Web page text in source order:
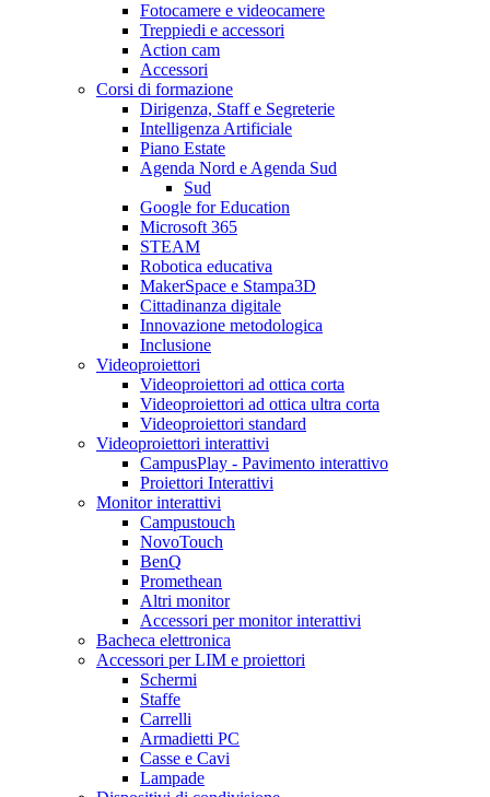
Fotocamere e videocamere
Treppiedi e accessori
Action cam
Accessori
Corsi di formazione
Dirigenza, Staff e Segreterie
Intelligenza Artificiale
Piano Estate
Agenda Nord e Agenda Sud
Sud
Google for Education
Microsoft 365
STEAM
Robotica educativa
MakerSpace e Stampa3D
Cittadinanza digitale
Innovazione metodologica
Inclusione
Videoproiettori
Videoproiettori ad ottica corta
Videoproiettori ad ottica ultra corta
Videoproiettori standard
Videoproiettori interattivi
CampusPlay - Pavimento interattivo
Proiettori Interattivi
Monitor interattivi
Campustouch
NovoTouch
BenQ
Promethean
Altri monitor
Accessori per monitor interattivi
Bacheca elettronica
Accessori per LIM e proiettori
Schermi
Staffe
Carrelli
Armadietti PC
Casse e Cavi
Lampade